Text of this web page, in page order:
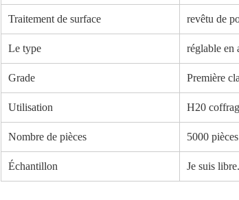
Traitement de surface revêtu de
Le type réglable en
Grade Première
Utilisation H20
Nombre de pièces 5000 pièces
Échantillon Je suis libre.